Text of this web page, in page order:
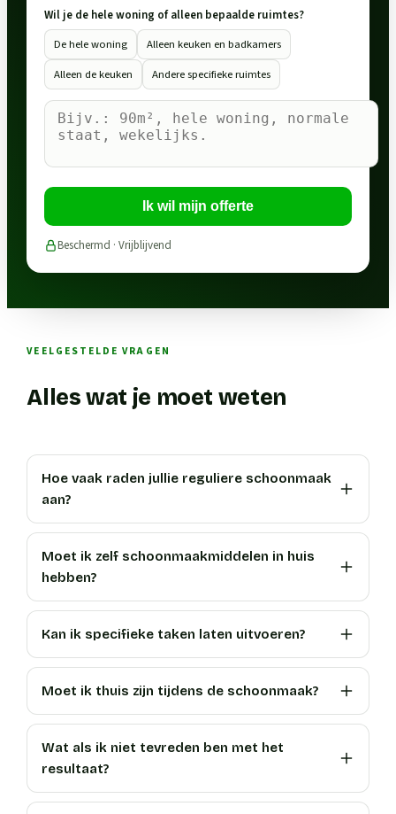
Wil je de hele woning of alleen bepaalde ruimtes?
De hele woning
Alleen keuken en badkamers
Alleen de keuken
Andere specifieke ruimtes
Ik wil mijn offerte
Beschermd · Vrijblijvend
VEELGESTELDE VRAGEN
Alles wat je moet weten
Hoe vaak raden jullie reguliere schoonmaak
aan?
Moet ik zelf schoonmaakmiddelen in huis
hebben?
Kan ik specifieke taken laten uitvoeren?
Moet ik thuis zijn tijdens de schoonmaak?
Wat als ik niet tevreden ben met het
resultaat?